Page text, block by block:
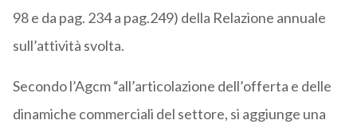
98 e da pag. 234 a pag.249) della Relazione annuale
sull’attività svolta.
Secondo l’Agcm “all’articolazione dell’offerta e delle
dinamiche commerciali del settore, si aggiunge una